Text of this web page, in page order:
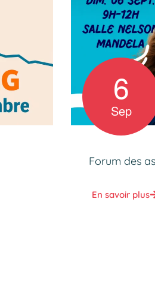
6
Sep
Forum des
En savoir plus